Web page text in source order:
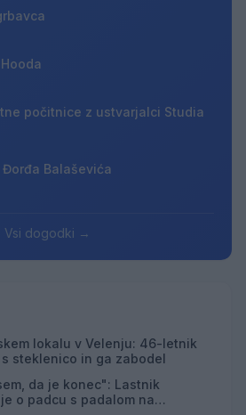
počitnice z ustvarjalci Studia
Balaševića
Vsi dogodki →
lokalu v Velenju: 46-letnik
steklenico in ga zabodel
da je konec": Lastnik
o padcu s padalom na